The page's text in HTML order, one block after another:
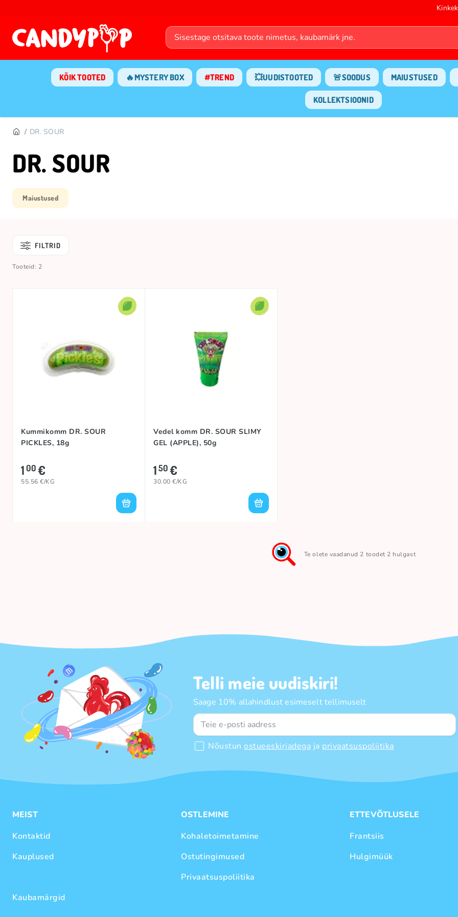
KÕIK TOOTED 🔥MYSTERY BOX #TREND 💥UUDISTOOTED 🚨SOODUS MAIUSTUSED
KOLLEKTSIOONID
DR. SOUR
DR. SOUR
Maiustused
FILTRID
Tooteid: 2
Kummikomm DR. SOUR
PICKLES, 18g
100€
55.56 €/KG
Vedel komm DR. SOUR SLIMY
GEL (APPLE), 50g
150€
30.00 €/KG
Te olete vaadanud 2 toodet 2 hulgast
Telli meie uudiskiri!
Saage 10% allahindlust esimeselt tellimuselt
Nõustun ostueeskirjadega ja privaatsuspoliitika
MEIST
Kontaktid
Kauplused
Kaubamärgid
OSTLEMINE
Kohaletoimetamine
Ostutingimused
Privaatsuspoliitika
ETTEVÕTLUSELE
Frantsiis
Hulgimüük